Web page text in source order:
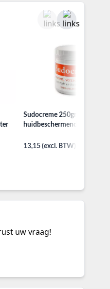
Sudocreme 250gr.
huidbeschermende creme
13,15 (excl. BTW)
uw vraag!